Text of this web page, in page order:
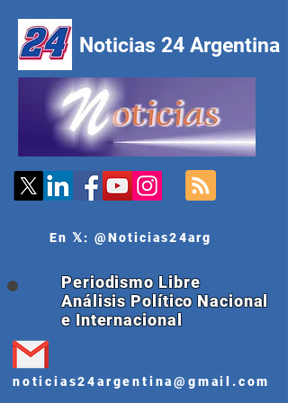
Noticias 24 Argentina
En 𝕏: @Noticias24arg
Periodismo Libre
Análisis Político Nacional
e Internacional
noticias24argentina@gmail.com